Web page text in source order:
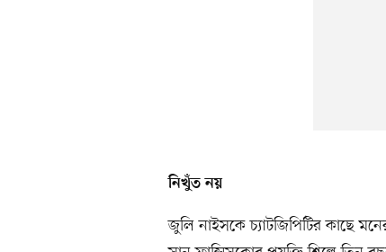
নিখুঁত নয়
জুলি নাইসকে চ্যাটজিপিটির কাছে